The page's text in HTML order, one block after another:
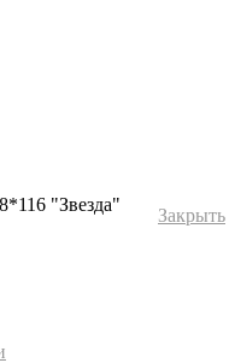
"Звезда"
Закрыть